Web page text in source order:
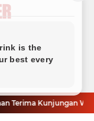
Kunjungan